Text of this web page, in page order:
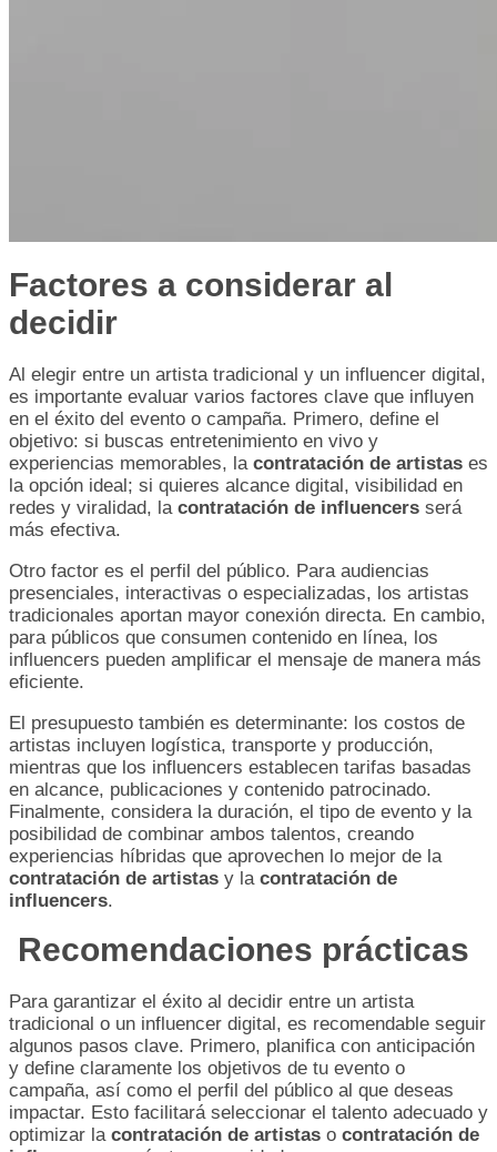
Factores a considerar al
decidir
Al elegir entre un artista tradicional y un influencer digital,
es importante evaluar varios factores clave que influyen
en el éxito del evento o campaña. Primero, define el
objetivo: si buscas entretenimiento en vivo y
experiencias memorables, la contratación de artistas es
la opción ideal; si quieres alcance digital, visibilidad en
redes y viralidad, la contratación de influencers será
más efectiva.
Otro factor es el perfil del público. Para audiencias
presenciales, interactivas o especializadas, los artistas
tradicionales aportan mayor conexión directa. En cambio,
para públicos que consumen contenido en línea, los
influencers pueden amplificar el mensaje de manera más
eficiente.
El presupuesto también es determinante: los costos de
artistas incluyen logística, transporte y producción,
mientras que los influencers establecen tarifas basadas
en alcance, publicaciones y contenido patrocinado.
Finalmente, considera la duración, el tipo de evento y la
posibilidad de combinar ambos talentos, creando
experiencias híbridas que aprovechen lo mejor de la
contratación de artistas y la contratación de
influencers.
Recomendaciones prácticas
Para garantizar el éxito al decidir entre un artista
tradicional o un influencer digital, es recomendable seguir
algunos pasos clave. Primero, planifica con anticipación
y define claramente los objetivos de tu evento o
campaña, así como el perfil del público al que deseas
impactar. Esto facilitará seleccionar el talento adecuado y
optimizar la contratación de artistas o contratación de